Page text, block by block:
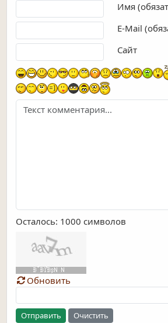
Имя
E-Mail
Сайт
Осталось: 1000 символов
Обновить
Отправить Очистить